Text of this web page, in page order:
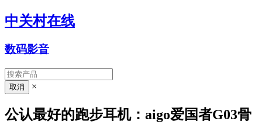
中关村在线
数码影音
×
公认最好的跑步耳机：aigo爱国者G03骨